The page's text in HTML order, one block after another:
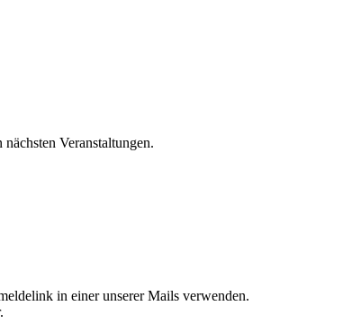
Veranstaltungen.
in einer unserer Mails verwenden.